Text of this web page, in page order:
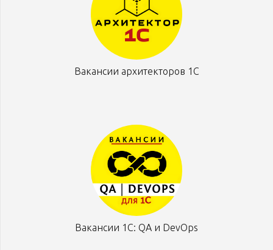
Вакансии архитекторов 1С
Вакансии 1С: QA и DevOps